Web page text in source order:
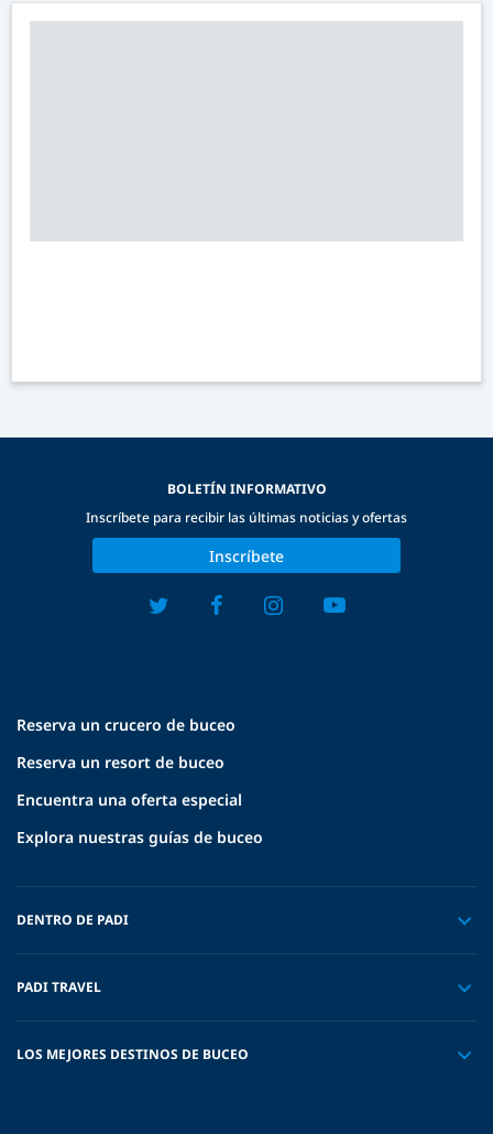
Reserva un crucero de buceo
Reserva un resort de buceo
Encuentra una oferta especial
Explora nuestras guías de buceo
DENTRO DE PADI
PADI TRAVEL
LOS MEJORES DESTINOS DE BUCEO
BOLETÍN INFORMATIVO
Inscríbete para recibir las últimas noticias y ofertas
Inscríbete